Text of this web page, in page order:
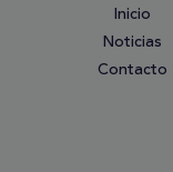
Inicio
Noticias
Contacto